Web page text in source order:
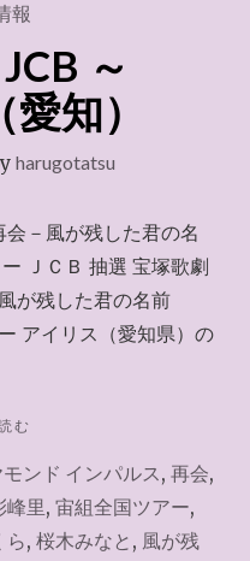
報
～
知）
harugotatsu
－風が残した君の名
ＪＣＢ 抽選 宝塚歌劇
が残した君の名前
アイリス（愛知県）の
む
ンド インパルス , 再会,
峰里, 宙組全国ツアー,
ら, 桜木みなと , 風が残